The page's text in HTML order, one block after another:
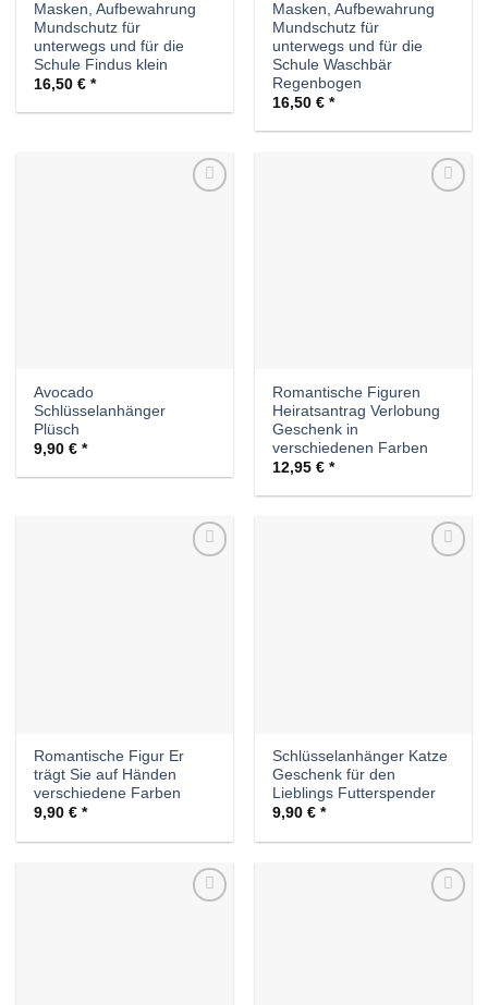
Masken, Aufbewahrung
Mundschutz für
unterwegs und für die
Schule Findus klein
16,50€
Masken, Aufbewahrung
Mundschutz für
unterwegs und für die
Schule Waschbär
Regenbogen
16,50€
Avocado
Schlüsselanhänger
Plüsch
9,90€
Romantische Figuren
Heiratsantrag Verlobung
Geschenk in
verschiedenen Farben
12,95€
Romantische Figur Er
trägt Sie auf Händen
verschiedene Farben
9,90€
Schlüsselanhänger Katze
Geschenk für den
Lieblings Futterspender
9,90€